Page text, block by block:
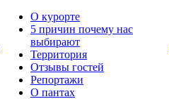
О курорте
5 причин почему нас
выбирают
Территория
Отзывы гостей
Репортажи
О пантах